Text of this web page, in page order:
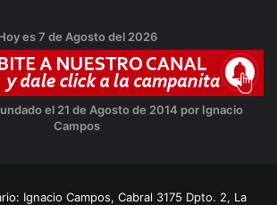
es 7 de Agosto del 2026
el 21 de Agosto de 2014 por Ignacio
Campos
Ignacio Campos, Cabral 3175 Dpto. 2, La